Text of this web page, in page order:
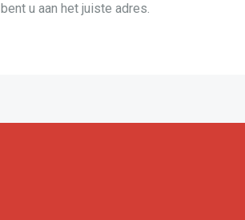
u aan het juiste adres.